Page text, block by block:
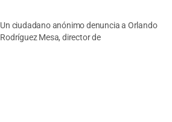
Un ciudadano anónimo denuncia a Orlando
Rodríguez Mesa, director de